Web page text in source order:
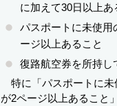
に加えて30日以上あ
パスポートに未使用
ージ以上あること
復路航空券を所持し
特に「パスポートに
が2ページ以上あること